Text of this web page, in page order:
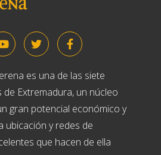
es una de las siete
de Extremadura, un núcleo
gran potencial económico y
ubicación y redes de
que hacen de ella